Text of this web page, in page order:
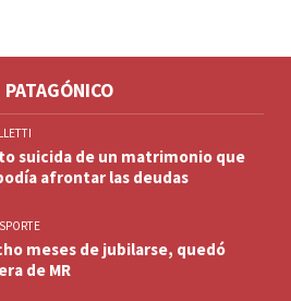
suicida de un matrimonio que
afrontar las deudas
meses de jubilarse, quedó
de MR